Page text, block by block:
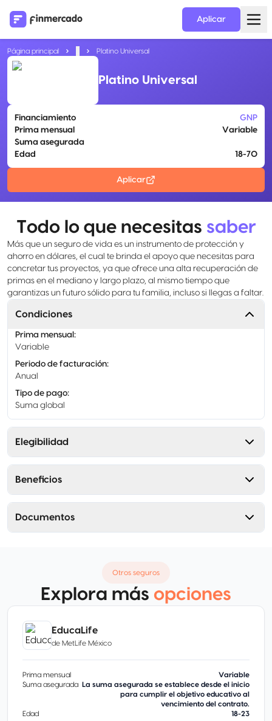
Aplicar
Página principal Platino Universal
Platino Universal
Financiamiento
GNP
Prima mensual
Variable
Suma asegurada
Edad
18-70
Aplicar
Todo lo que necesitas saber
Más que un seguro de vida es un instrumento de protección y
ahorro en dólares, el cual te brinda el apoyo que necesitas para
concretar tus proyectos, ya que ofrece una alta recuperación de
primas en el mediano y largo plazo, al mismo tiempo que
garantizas un futuro sólido para tu familia, incluso si llegas a faltar.
Condiciones
Prima mensual :
Variable
Periodo de facturación:
Anual
Tipo de pago:
Suma global
Elegibilidad
Beneficios
Documentos
Otros seguros
Explora más opciones
EducaLife
de MetLife México
Prima mensual
Variable
Suma asegurada La suma asegurada se establece desde el inicio
para cumplir el objetivo educativo al
vencimiento del contrato.
Edad
18-23